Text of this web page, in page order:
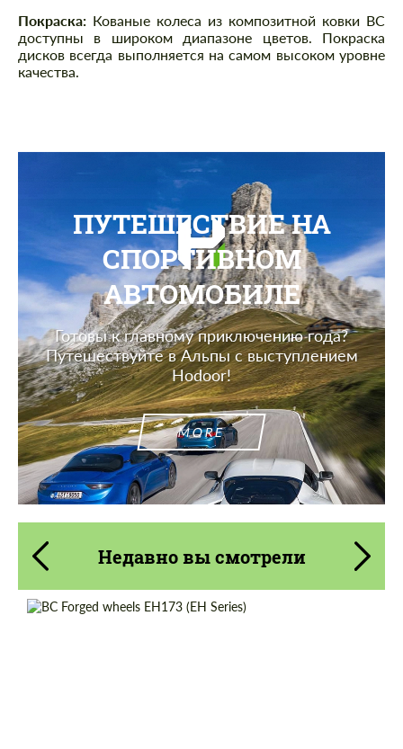
Покраска: Кованые колеса из композитной ковки BC
доступны в широком диапазоне цветов. Покраска
дисков всегда выполняется на самом высоком уровне
качества.
ПУТЕШЕСТВИЕ НА
СПОРТИВНОМ
АВТОМОБИЛЕ
Готовы к главному приключению года?
Путешествуйте в Альпы с выступлением
Hodoor!
MORE
Недавно вы смотрели